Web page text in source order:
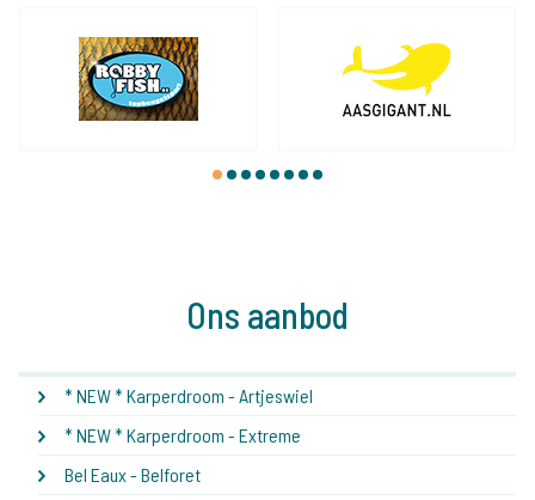
1 2 3 4 5 6 7 8
Ons aanbod
* NEW * Karperdroom - Artjeswiel
* NEW * Karperdroom - Extreme
Bel Eaux - Belforet